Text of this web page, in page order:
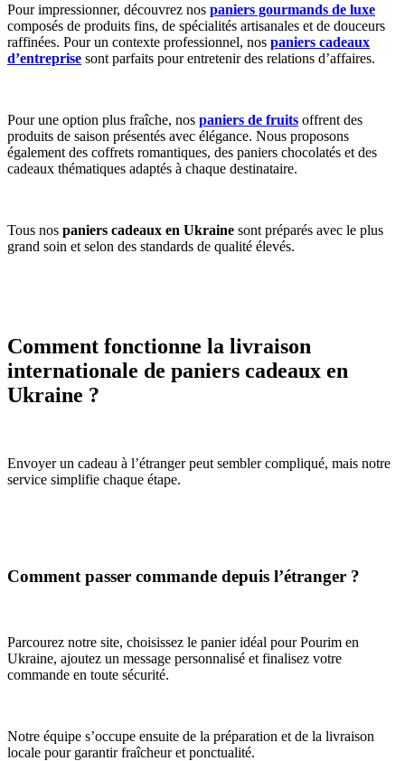
Pour impressionner, découvrez nos paniers gourmands de luxe
composés de produits fins, de spécialités artisanales et de douceurs
raffinées. Pour un contexte professionnel, nos paniers cadeaux
d’entreprise sont parfaits pour entretenir des relations d’affaires.
Pour une option plus fraîche, nos paniers de fruits offrent des
produits de saison présentés avec élégance. Nous proposons
également des coffrets romantiques, des paniers chocolatés et des
cadeaux thématiques adaptés à chaque destinataire.
Tous nos paniers cadeaux en Ukraine sont préparés avec le plus
grand soin et selon des standards de qualité élevés.
Comment fonctionne la livraison
internationale de paniers cadeaux en
Ukraine ?
Envoyer un cadeau à l’étranger peut sembler compliqué, mais notre
service simplifie chaque étape.
Comment passer commande depuis l’étranger ?
Parcourez notre site, choisissez le panier idéal pour Pourim en
Ukraine, ajoutez un message personnalisé et finalisez votre
commande en toute sécurité.
Notre équipe s’occupe ensuite de la préparation et de la livraison
locale pour garantir fraîcheur et ponctualité.